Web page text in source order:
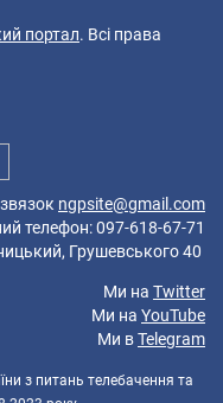
портал. Всі права
ngpsite@gmail.com
097-618-67-71
Грушевського 40
Ми на Twitter
Ми на YouTube
Ми вTelegram
з питань телебачення та